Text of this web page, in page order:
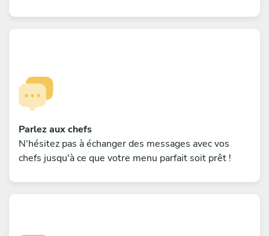
Parlez aux chefs
N'hésitez pas à échanger des messages avec vos
chefs jusqu'à ce que votre menu parfait soit prêt !